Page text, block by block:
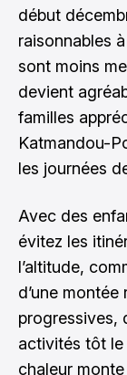
début
raisonnables
sont moins
devient
familles
Katmandou-
les journées
Avec des
évitez les
l’altitude,
d’une
progressives,
activités tôt le
chaleur